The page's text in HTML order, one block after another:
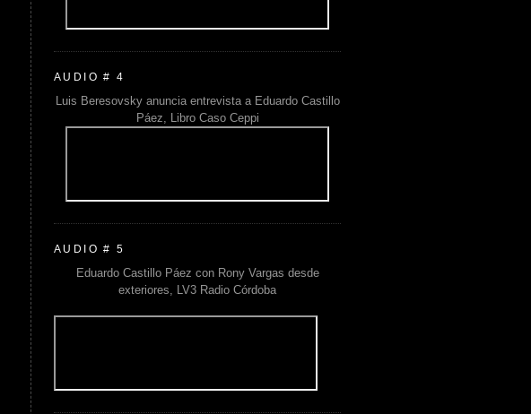
AUDIO # 4
Luis Beresovsky anuncia entrevista a Eduardo Castillo
Páez, Libro Caso Ceppi
AUDIO # 5
Eduardo Castillo Páez con Rony Vargas desde
exteriores, LV3 Radio Córdoba